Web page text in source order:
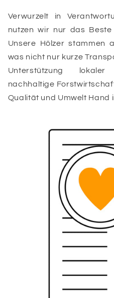
Verwurzelt in
nutzen wir nur das
Unsere Hölzer stammen
was nicht nur kurze
Unterstützung
nachhaltige
Qualität und Umwelt Hand